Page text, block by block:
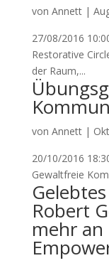
von Annett|
27/08/2016
Restorative
der Raum,...
von Annett|
20/10/2016
Gewaltfreie
Robert
mehr an